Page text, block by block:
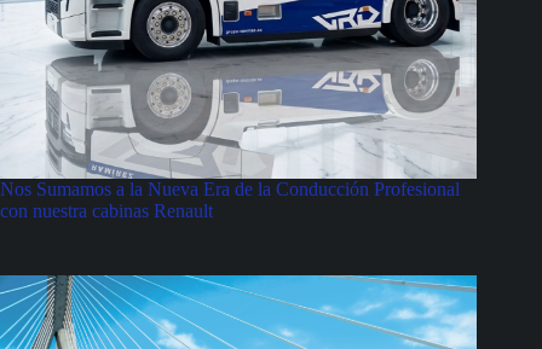
Nos Sumamos a la Nueva Era de la Conducción Profesional
con nuestra cabinas Renault